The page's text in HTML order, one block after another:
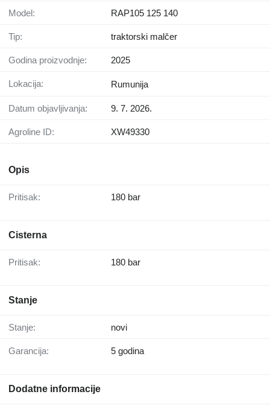
Model: RAP105 125 140
Tip: traktorski malčer
Godina proizvodnje: 2025
Lokacija: Rumunija
Datum objavljivanja: 9. 7. 2026.
Agroline ID: XW49330
Opis
Pritisak: 180 bar
Cisterna
Pritisak: 180 bar
Stanje
Stanje: novi
Garancija: 5 godina
Dodatne informacije